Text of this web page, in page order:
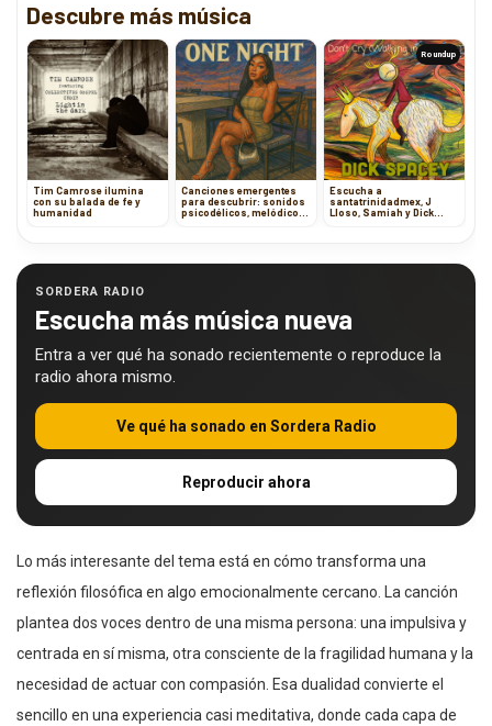
Descubre más música
Tim Camrose ilumina
con su balada de fe y
humanidad
Canciones emergentes
para descubrir: sonidos
psicodélicos, melódicos
Roundup
Escucha a
santatrinidadmex, J
Lloso, Samiah y Dick
SORDERA RADIO
Escucha más música nueva
Entra a ver qué ha sonado recientemente o reproduce la
radio ahora mismo.
Ve qué ha sonado en Sordera Radio
Reproducir ahora
Lo más interesante del tema está en cómo transforma una
reflexión filosófica en algo emocionalmente cercano. La canción
plantea dos voces dentro de una misma persona: una impulsiva y
centrada en sí misma, otra consciente de la fragilidad humana y la
necesidad de actuar con compasión. Esa dualidad convierte el
sencillo en una experiencia casi meditativa, donde cada capa de